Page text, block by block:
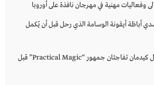
أباظة أيقونة الوسامة الذي رحل قبل أن يُكمل
ساندرا بولوك ونيكول كيدمان تفاجئان جمهور “Practical Magic” قبل